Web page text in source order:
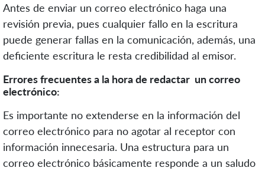
Antes de enviar un correo electrónico haga una
revisión previa, pues cualquier fallo en la escritura
puede generar fallas en la comunicación, además, una
deficiente escritura le resta credibilidad al emisor.
Errores frecuentes a la hora de redactar un correo
electrónico:
Es importante no extenderse en la información del
correo electrónico para no agotar al receptor con
información innecesaria. Una estructura para un
correo electrónico básicamente responde a un saludo